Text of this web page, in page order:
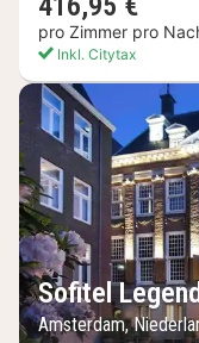
pro Zimmer pro
Inkl. Citytax
Sofitel
Amsterdam,